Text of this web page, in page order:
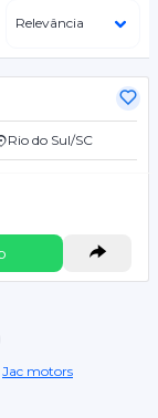
Rio do Sul/SC
Jac motors